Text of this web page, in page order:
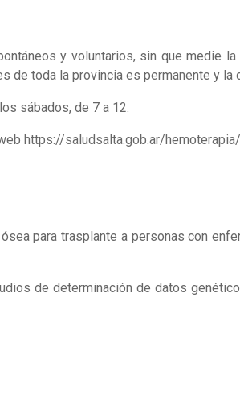
y voluntarios, sin que medie
de toda la provincia es permanente y la
sábados, de 7 a 12.
https://saludsalta.gob.ar/hemoterapia/
para trasplante a personas con
de determinación de datos